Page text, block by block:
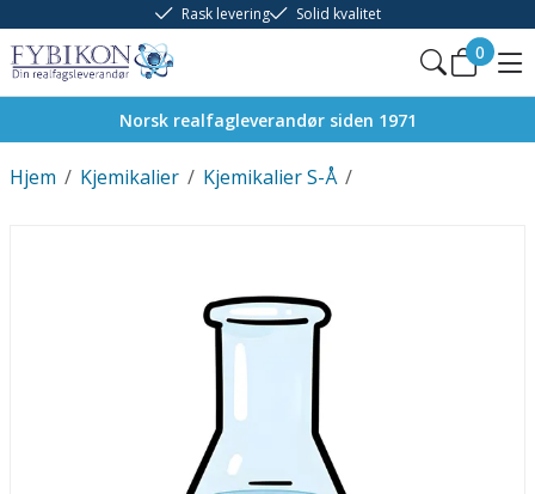
Rask levering Solid kvalitet
0
Norsk realfagleverandør siden 1971
/
Hjem /
Kjemikalier /
Kjemikalier S-Å